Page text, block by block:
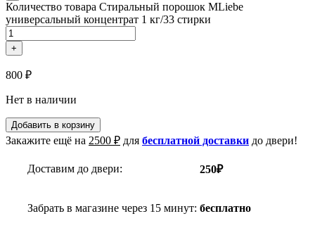
Количество товара Стиральный порошок MLiebe
универсальный концентрат 1 кг/33 стирки
+
800 ₽
Нет в наличии
Добавить в корзину
Закажите ещё на 2500 ₽ для бесплатной доставки до двери!
Доставим до двери: 250₽
Забрать в магазине через 15 минут: бесплатно